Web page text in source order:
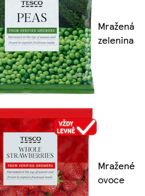
Mražená
zelenina
Mražené
ovoce